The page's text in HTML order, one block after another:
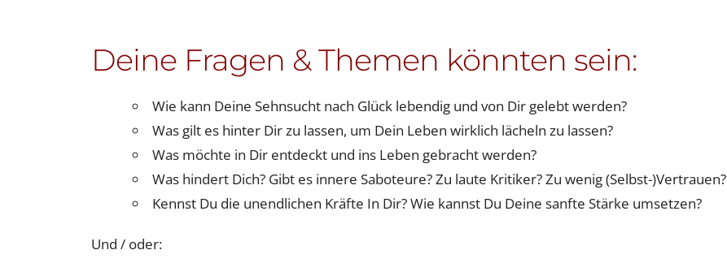
Deine Fragen & Themen könnten sein:
Wie kann Deine Sehnsucht nach Glück lebendig und von Dir gelebt werden?
Was gilt es hinter Dir zu lassen, um Dein Leben wirklich lächeln zu lassen?
Was möchte in Dir entdeckt und ins Leben gebracht werden?
Was hindert Dich? Gibt es innere Saboteure? Zu laute Kritiker? Zu wenig (Selbst-)Vertrauen?
Kennst Du die unendlichen Kräfte In Dir? Wie kannst Du Deine sanfte Stärke umsetzen?
Und / oder: